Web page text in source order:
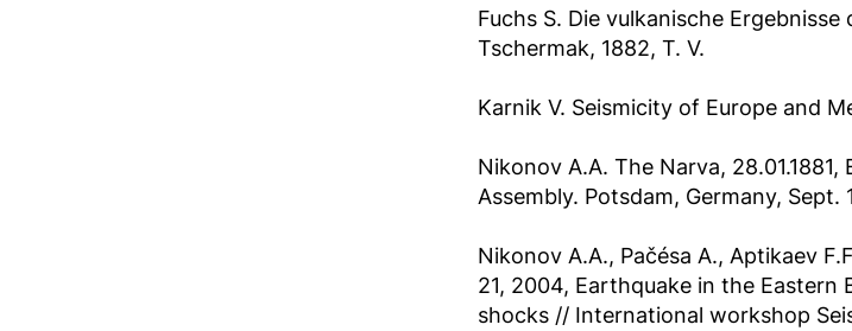
Fuchs S. Die vulkanische
Tschermak, 1882, T. V.
Karnik V. Seismicity of Europe and
Nikonov A.A. The Narva,
Assembly. Potsdam, Germany, Sept.
Nikonov A.A., Pačésa A., Aptikaev
21, 2004, Earthquake in the
shocks // International workshop